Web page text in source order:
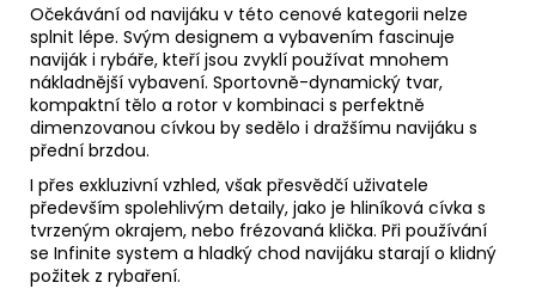
Očekávání od navijáku v této cenové kategorii nelze
splnit lépe. Svým designem a vybavením fascinuje
naviják i rybáře, kteří jsou zvyklí používat mnohem
nákladnější vybavení. Sportovně-dynamický tvar,
kompaktní tělo a rotor v kombinaci s perfektně
dimenzovanou cívkou by sedělo i dražšímu navijáku s
přední brzdou.
I přes exkluzivní vzhled, však přesvědčí uživatele
především spolehlivým detaily, jako je hliníková cívka s
tvrzeným okrajem, nebo frézovaná klička. Při používání
se Infinite system a hladký chod navijáku starají o klidný
požitek z rybaření.